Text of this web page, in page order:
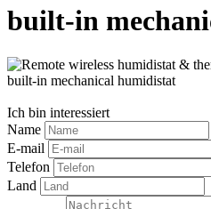
built-in
Ich bin interessiert
Name
E-mail
Telefon
Land